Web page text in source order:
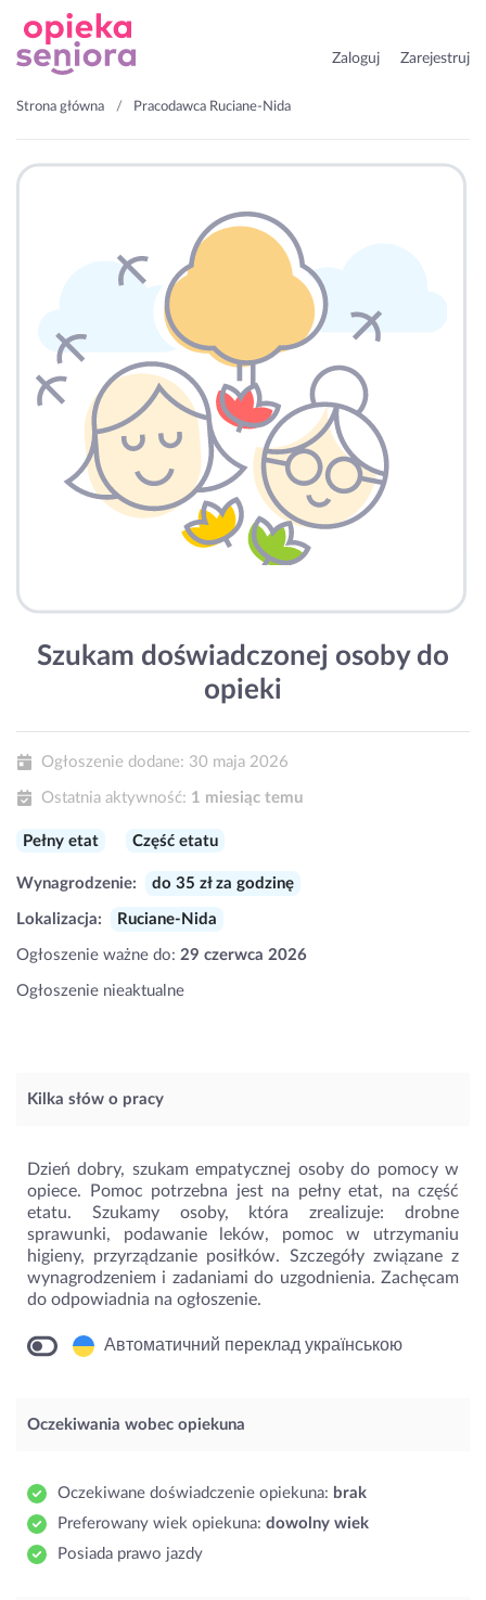
Zaloguj Zarejestruj
Strona główna Pracodawca Ruciane-Nida
Szukam doświadczonej osoby do
opieki
Ogłoszenie dodane: 30 maja 2026
Ostatnia aktywność: 1 miesiąc temu
Pełny etat Część etatu
Wynagrodzenie: do 35 zł za godzinę
Lokalizacja: Ruciane-Nida
Ogłoszenie ważne do: 29 czerwca 2026
Ogłoszenie nieaktualne
Kilka słów o pracy
Dzień dobry, szukam empatycznej osoby do pomocy w
opiece. Pomoc potrzebna jest na pełny etat, na część
etatu. Szukamy osoby, która zrealizuje: drobne
sprawunki, podawanie leków, pomoc w utrzymaniu
higieny, przyrządzanie posiłków. Szczegóły związane z
wynagrodzeniem i zadaniami do uzgodnienia. Zachęcam
do odpowiadnia na ogłoszenie.
Автоматичний переклад українською
Oczekiwania wobec opiekuna
Oczekiwane doświadczenie opiekuna: brak
Preferowany wiek opiekuna: dowolny wiek
Posiada prawo jazdy